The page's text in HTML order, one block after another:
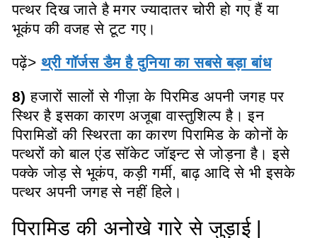
पत्थर दिख जाते है मगर ज्यादातर चोरी हो गए हैं या
भूकंप की वजह से टूट गए।
पढ़ें> थ्री गॉर्जस डैम है दुनिया का सबसे बड़ा बांध
8) हजारों सालों से गीज़ा के पिरमिड अपनी जगह पर
स्थिर है इसका कारण अजूबा वास्तुशिल्प है। इन
पिरामिडों की स्थिरता का कारण पिरामिड के कोनों के
पत्थरों को बाल एंड सॉकेट जॉइन्ट से जोड़ना है। इसे
पक्के जोड़ से भूकंप, कड़ी गर्मी, बाढ़ आदि से भी इसके
पत्थर अपनी जगह से नहीं हिले।
पिरामिड की अनोखे गारे से जुड़ाई |